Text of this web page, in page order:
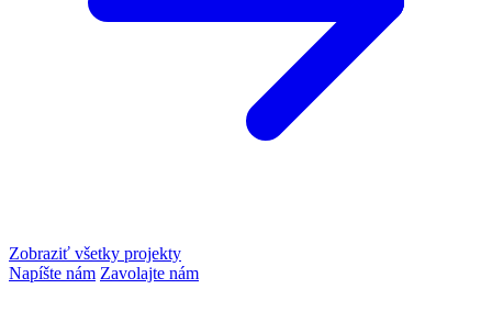
Zobraziť všetky projekty
Napíšte nám Zavolajte nám